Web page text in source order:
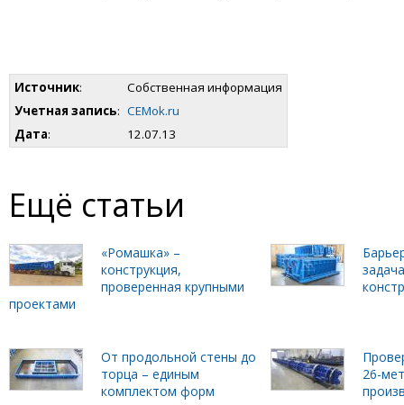
Источник:
Собственная информация
Учетная запись: CEMok.ru
Дата: 12.07.13
Ещё статьи
«Ромашка» –
конструкция,
проверенная крупными
проектами
От продольной стены до
торца – единым
комплектом форм
26-